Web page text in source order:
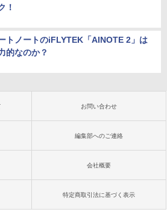
！
トノートのiFLYTEK「AINOTE 2」は
的なのか？
お問い合わせ
編集部へのご連絡
会社概要
特定商取引法に基づく表示